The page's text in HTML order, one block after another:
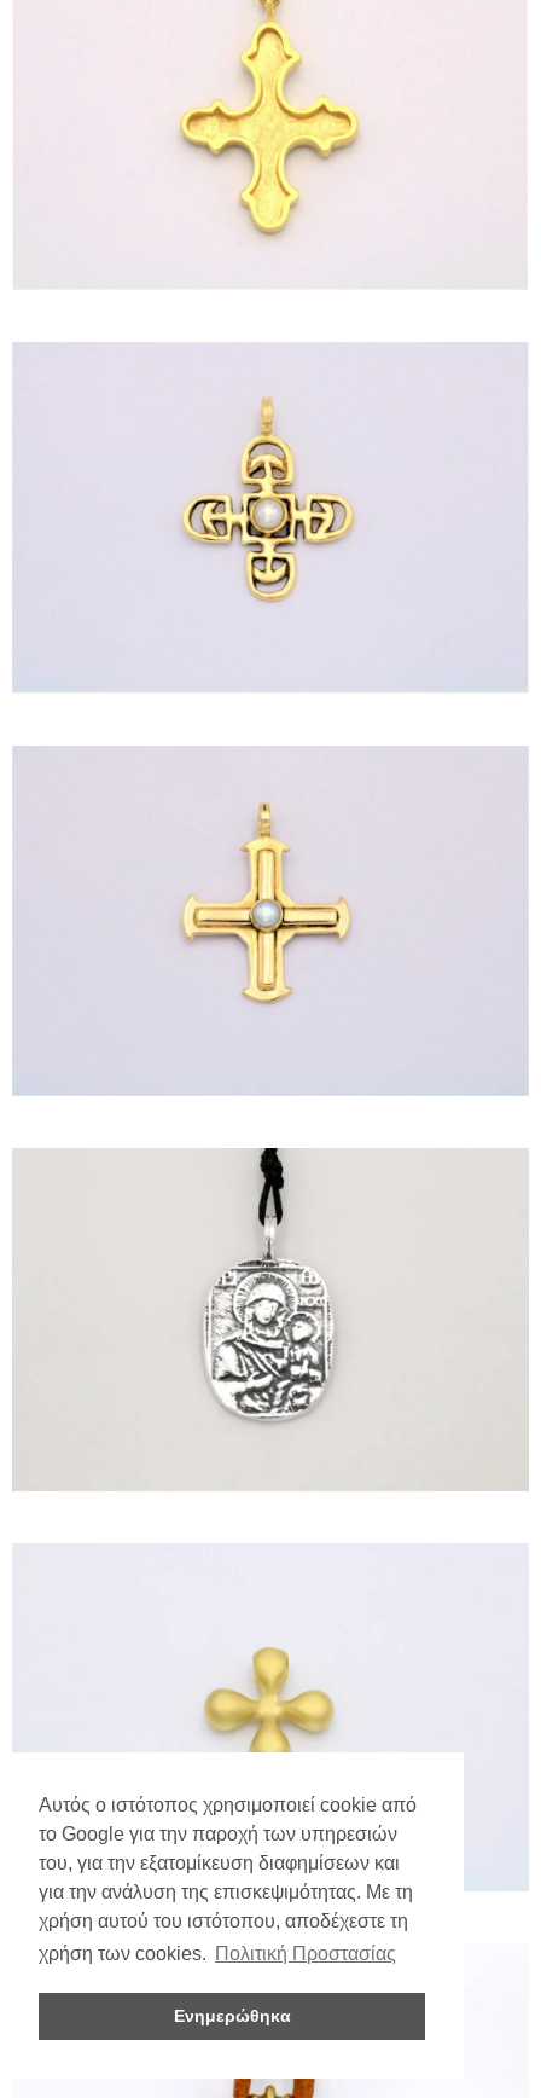
Αυτός ο ιστότοπος χρησιμοποιεί cookie από
το Google για την παροχή των υπηρεσιών
του, για την εξατομίκευση διαφημίσεων και
για την ανάλυση της επισκεψιμότητας. Με τη
χρήση αυτού του ιστότοπου, αποδέχεστε τη
χρήση των cookies. Πολιτική Προστασίας
Ενημερώθηκα